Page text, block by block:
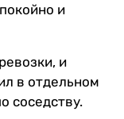
и
и
в отдельном
соседству.